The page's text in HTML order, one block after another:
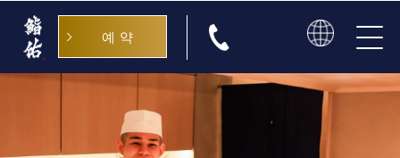
예약
English